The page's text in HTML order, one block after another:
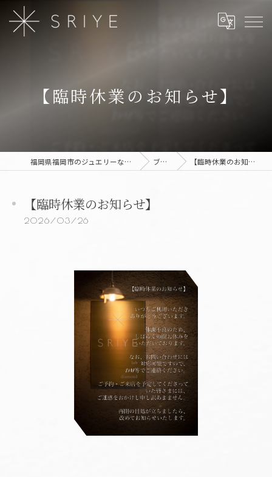
【臨時休業のお知らせ】
福岡県福岡市のジュエリーならSRIYE ブログ 【臨時休業のお知らせ】
【臨時休業のお知らせ】
2026/03/26